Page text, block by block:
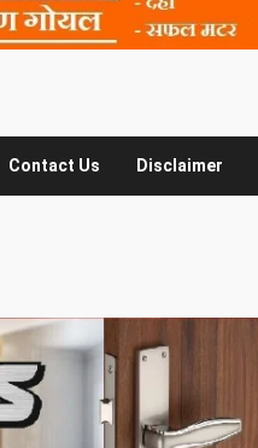
Contact Us Disclaimer